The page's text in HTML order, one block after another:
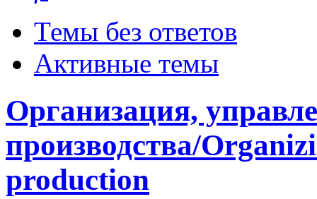
Темы без ответов
Активные темы
Организация,
производства/
production